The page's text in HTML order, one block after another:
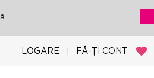
LOGARE | FĂ-ȚI CONT